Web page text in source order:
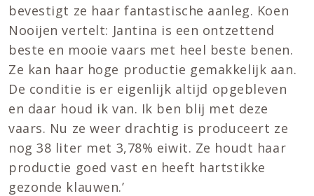
bevestigt ze haar fantastische aanleg. Koen
Nooijen vertelt: Jantina is een ontzettend
beste en mooie vaars met heel beste benen.
Ze kan haar hoge productie gemakkelijk aan.
De conditie is er eigenlijk altijd opgebleven
en daar houd ik van. Ik ben blij met deze
vaars. Nu ze weer drachtig is produceert ze
nog 38 liter met 3,78% eiwit. Ze houdt haar
productie goed vast en heeft hartstikke
gezonde klauwen.’